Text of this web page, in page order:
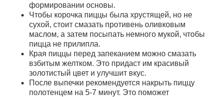
формировании основы.
Чтобы корочка пиццы была хрустящей, но не
сухой, стоит смазать противень оливковым
маслом, а затем посыпать немного мукой, чтобы
пицца не прилипла.
Края пиццы перед запеканием можно смазать
взбитым желтком. Это придаст им красивый
золотистый цвет и улучшит вкус.
После выпечки рекомендуется накрыть пиццу
полотенцем на 5-7 минут. Это поможет